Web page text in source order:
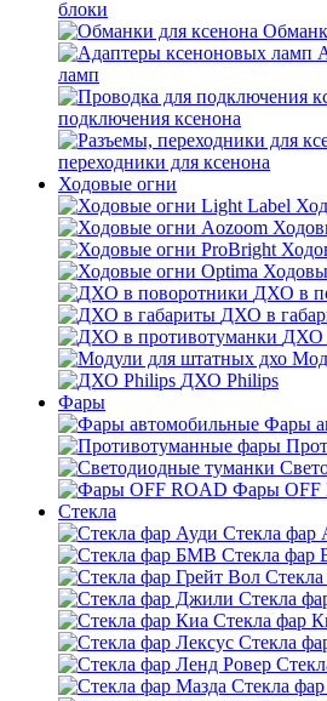
блоки
ламп
подключения ксенона
переходники для ксенона
Ходовые огни
ДХО в
ДХО в
ДХО
ДХО Philips
Фары
Фары
Фары OFF
Стекла
Стекла фар
Стекла фар
Стекла
Стекла фар
Стекла
Стекла